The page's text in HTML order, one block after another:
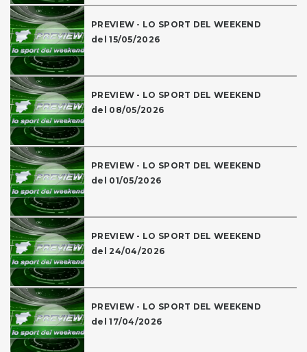
PREVIEW - LO SPORT DEL WEEKEND
del 15/05/2026
PREVIEW - LO SPORT DEL WEEKEND
del 08/05/2026
PREVIEW - LO SPORT DEL WEEKEND
del 01/05/2026
PREVIEW - LO SPORT DEL WEEKEND
del 24/04/2026
PREVIEW - LO SPORT DEL WEEKEND
del 17/04/2026